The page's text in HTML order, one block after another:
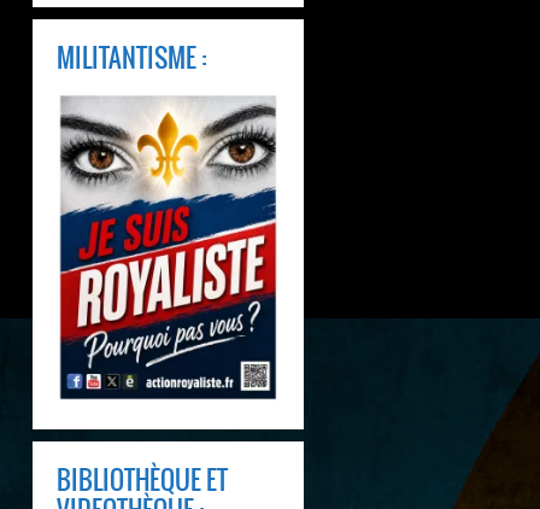
MILITANTISME :
BIBLIOTHÈQUE ET